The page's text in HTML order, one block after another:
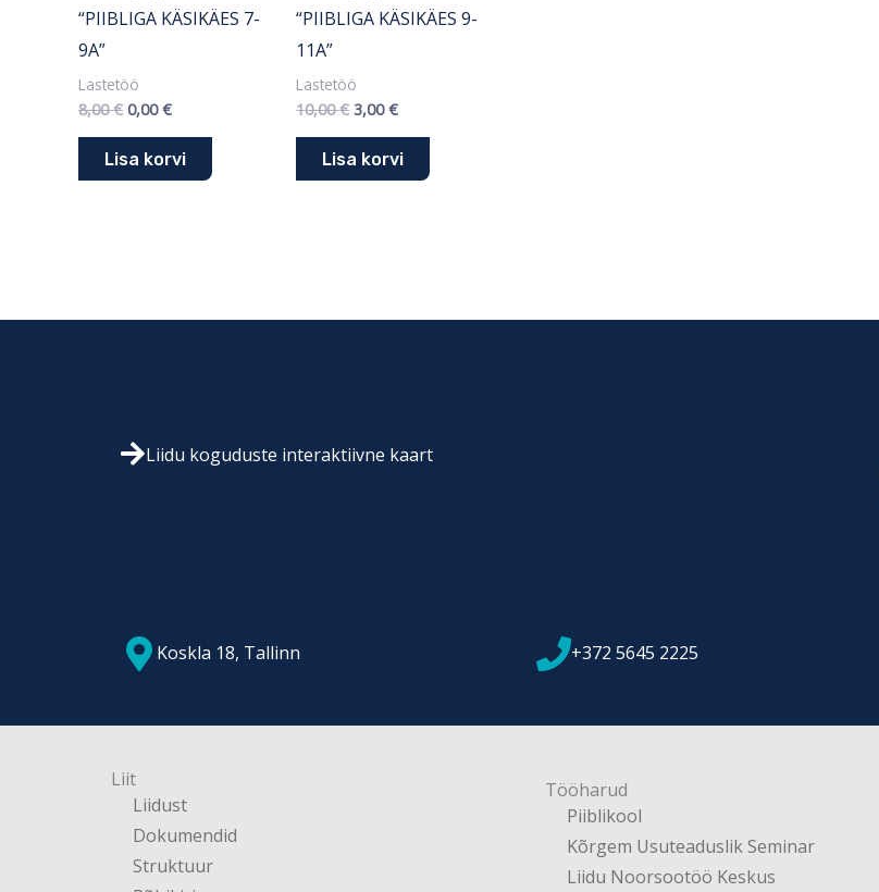
“PIIBLIGA KÄSIKÄES 7-
9A”
Lastetöö
8,00€ 0,00€
Lisa korvi
“PIIBLIGA KÄSIKÄES 9-
11A”
Lastetöö
10,00€ 3,00€
Lisa korvi
Liidu koguduste interaktiivne kaart
Koskla 18, Tallinn +372 5645 2225
Liit
Liidust
Dokumendid
Struktuur
Tööharud
Piiblikool
Kõrgem Usuteaduslik Seminar
Liidu Noorsootöö Keskus